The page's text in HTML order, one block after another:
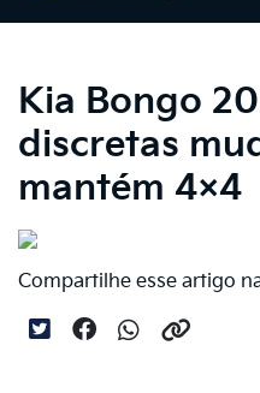
Kia Bongo
discretas
mantém 4×4
Compartilhe esse artigo